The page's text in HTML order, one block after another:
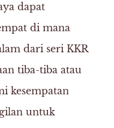
dapat
di mana
dari seri KKR
tiba-tiba atau
kesempatan
untuk